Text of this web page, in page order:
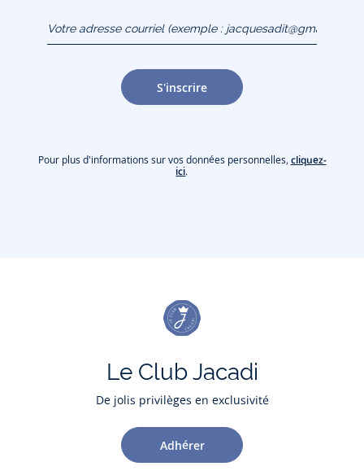
(exemple :
jacquesadit@gmail.com)
S'inscrire
Pour plus d'informations sur vos données personnelles, cliquez-
ici.
Le Club Jacadi
De jolis privilèges en exclusivité
Adhérer